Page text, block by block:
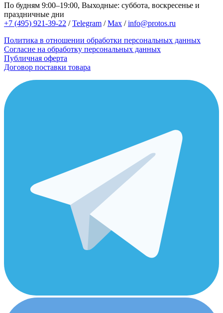
По будням 9:00–19:00, Выходные: суббота, воскресенье и
праздничные дни
+7 (495) 921-39-22 /Telegram /Max /info@protos.ru
Политика в отношении обработки персональных данных
Согласие на обработку персональных данных
Публичная оферта
Договор поставки товара